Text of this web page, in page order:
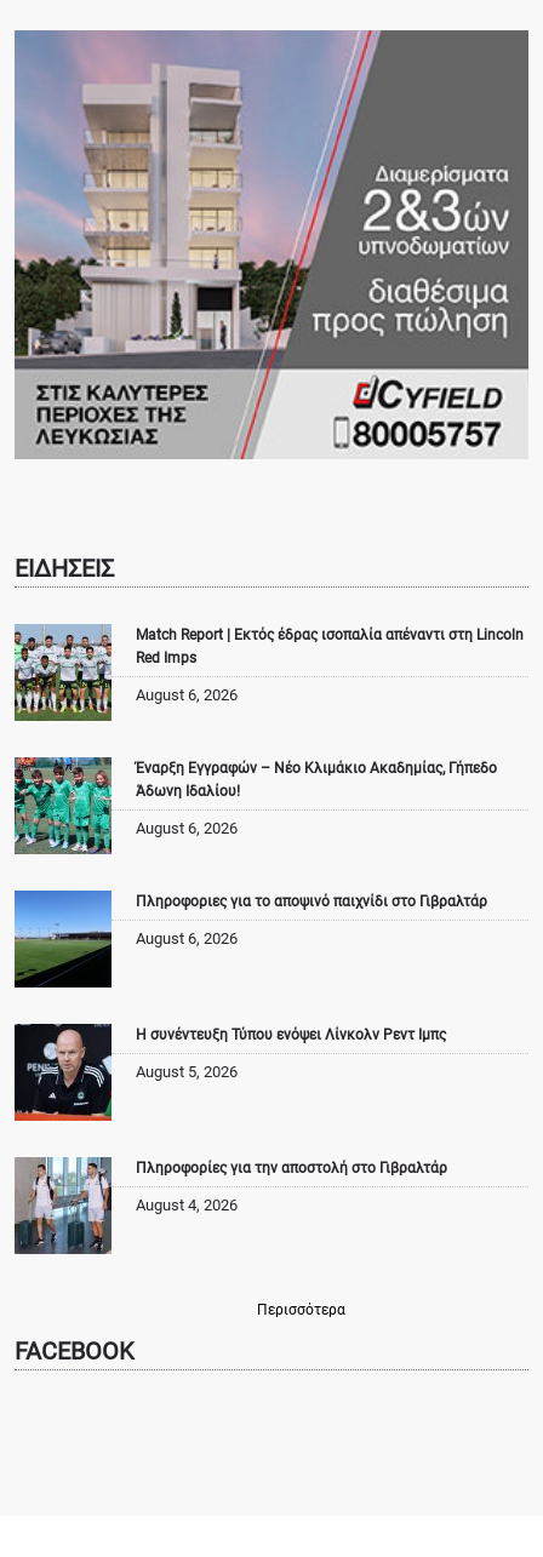
ΕΙΔΗΣΕΙΣ
Match Report | Εκτός έδρας ισοπαλία απέναντι στη Lincoln
Red Imps
August 6, 2026
Έναρξη Εγγραφών – Νέο Κλιμάκιο Ακαδημίας, Γήπεδο
Άδωνη Ιδαλίου!
August 6, 2026
Πληροφοριες για το αποψινό παιχνίδι στο Γιβραλτάρ
August 6, 2026
Η συνέντευξη Τύπου ενόψει Λίνκολν Ρεντ Ιμπς
August 5, 2026
Πληροφορίες για την αποστολή στο Γιβραλτάρ
August 4, 2026
Περισσότερα
FACEBOOK